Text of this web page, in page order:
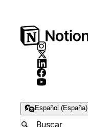
Español (España)